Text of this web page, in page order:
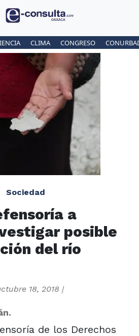
CLIMA CONGRESO
Sociedad
a
posible
del río
18, 2018 |
de los Derechos